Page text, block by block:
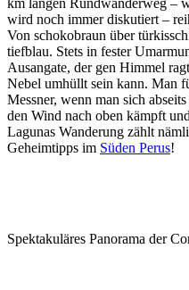
wird noch immer diskutiert –
Von schokobraun über
tiefblau. Stets in fester
Ausangate, der gen Himmel
Nebel umhüllt sein kann. Man
Messner, wenn man sich
den Wind nach oben kämpft
Lagunas Wanderung zählt
Geheimtipps im Süden Perus!
Spektakuläres Panorama der